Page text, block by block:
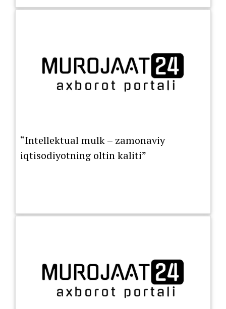
“Intellektual mulk – zamonaviy
iqtisodiyotning oltin kaliti”